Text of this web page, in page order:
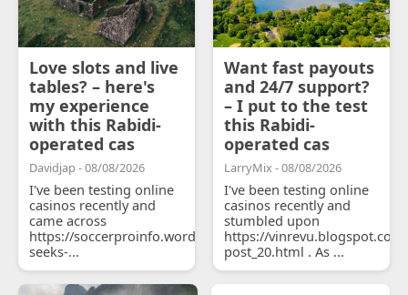
Love slots and live
tables? – here's
my experience
with this Rabidi-
operated cas
Davidjap - 08/08/2026
I've been testing online
casinos recently and
came across
https://soccerproinfo.wordpress.com/2026/07/11/courtois-
seeks-...
Want fast payouts
and 24/7 support?
– I put to the test
this Rabidi-
operated cas
LarryMix - 08/08/2026
I've been testing online
casinos recently and
stumbled upon
https://
post_20.html . As ...